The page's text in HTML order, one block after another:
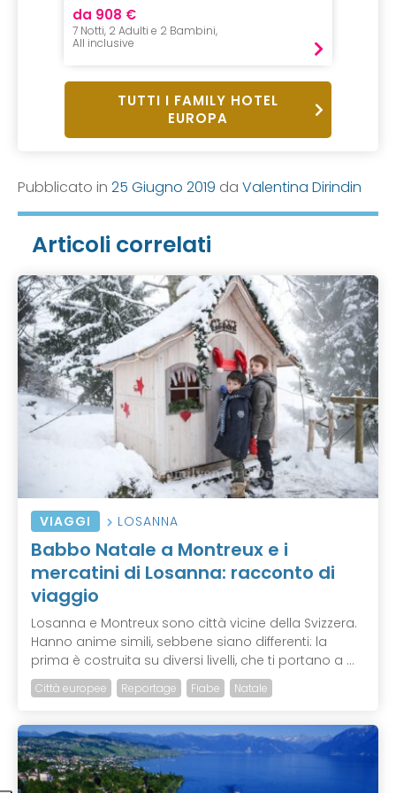
da 908 €
7 Notti, 2 Adulti e 2 Bambini,
All inclusive
TUTTI I FAMILY HOTEL
EUROPA
Pubblicato in 25 Giugno 2019 da Valentina Dirindin
Articoli correlati
VIAGGI LOSANNA
Babbo Natale a Montreux e i
mercatini di Losanna: racconto di
viaggio
Losanna e Montreux sono città vicine della Svizzera.
Hanno anime simili, sebbene siano differenti: la
prima è costruita su diversi livelli, che ti portano a ...
Città europee Reportage Fiabe Natale